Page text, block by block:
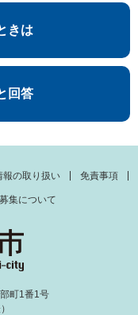
きは
回答
報の取り扱い 免責事項
集について
町1番1号